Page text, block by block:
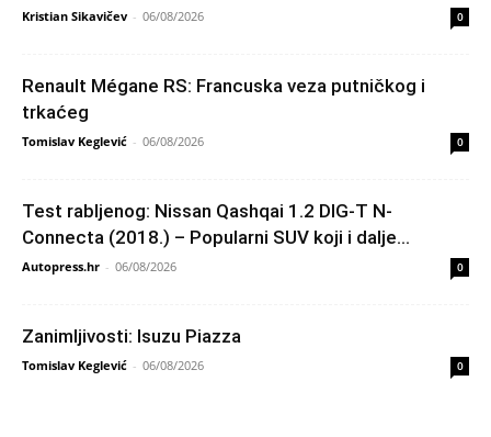
Kristian Sikavičev - 06/08/2026 0
Renault Mégane RS: Francuska veza putničkog i
trkaćeg
Tomislav Keglević - 06/08/2026 0
Test rabljenog: Nissan Qashqai 1.2 DIG-T N-
Connecta (2018.) – Popularni SUV koji i dalje...
Autopress.hr - 06/08/2026 0
Zanimljivosti: Isuzu Piazza
Tomislav Keglević - 06/08/2026 0